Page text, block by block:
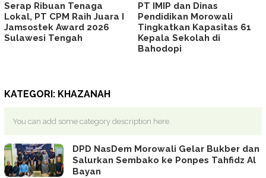
Serap Ribuan Tenaga
Lokal, PT CPM Raih Juara I
Jamsostek Award 2026
Sulawesi Tengah
PT IMIP dan Dinas
Pendidikan Morowali
Tingkatkan Kapasitas 61
Kepala Sekolah di
Bahodopi
KATEGORI: KHAZANAH
You can add some category description here.
DPD NasDem Morowali Gelar Bukber dan
Salurkan Sembako ke Ponpes Tahfidz Al
Bayan